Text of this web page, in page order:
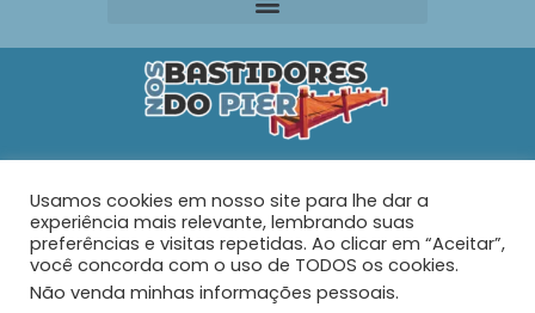
Rua Maria de Souza Santos Nº 159 – AP 401 –
Tabuleiro – Barra Velha – SC
© 2026 - Nos Bastidores do Pier - Todos os direitos
Usamos cookies em nosso site para lhe dar a
experiência mais relevante, lembrando suas
preferências e visitas repetidas. Ao clicar em “Aceitar”,
você concorda com o uso de TODOS os cookies.
Não venda minhas informações pessoais.